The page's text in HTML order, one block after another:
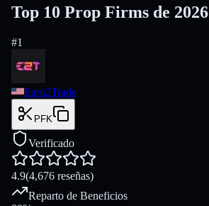
Top 10 Prop Firms de 2026
#1
Earn2Trade
PFK
Verificado
4.9(4,676 reseñas)
Reparto de Beneficios